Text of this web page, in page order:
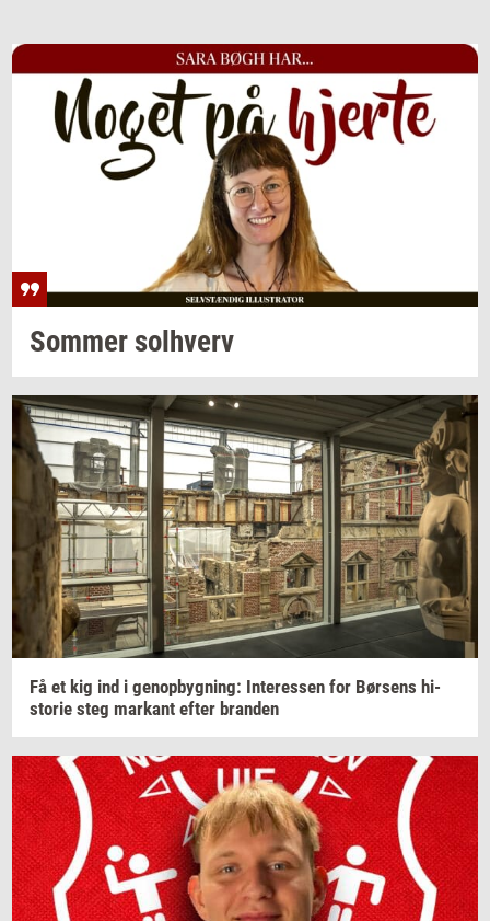
Som­mersol­hverv
Få et kig ind i genop­byg­ning: In­ter­es­sen for Bør­sens hi­
sto­rie steg mar­kant efter bran­den